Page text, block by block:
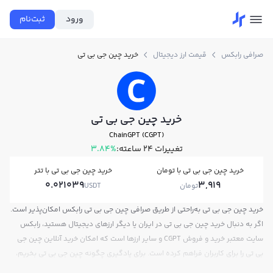
ورود ثبت‌نام
صرافی رابکس قیمت ارز دیجیتال خرید چین جی بی تی
خرید چین جی بی تی
ChainGPT (CGPT)
تغییرات ۲۴ ساعته: 3.84%
خرید چین جی بی تی با تومان
3,919تومان
خرید چین جی بی تی با تتر
0.021039USDT
خرید چین جی بی تی به‌راحتی از طریق صرافی چین جی بی تی رابکس امکان‌پذیر است.
اگر به دنبال خرید چین جی بی تی در ایران یا دیگر ارزهای دیجیتال هستید، رابکس
سایت معتبر خرید و فروش CGPT و سایر ارزها است که امکان خرید آنلاین چین جی
بی تی را برای کاربران فراهم کرده است. برای یادگیری چگونه چین جی بی تی بخریم،